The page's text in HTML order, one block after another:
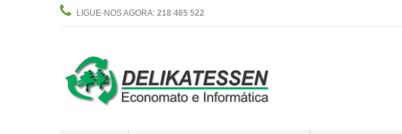
LIGUE-NOS AGORA: 218 465 522